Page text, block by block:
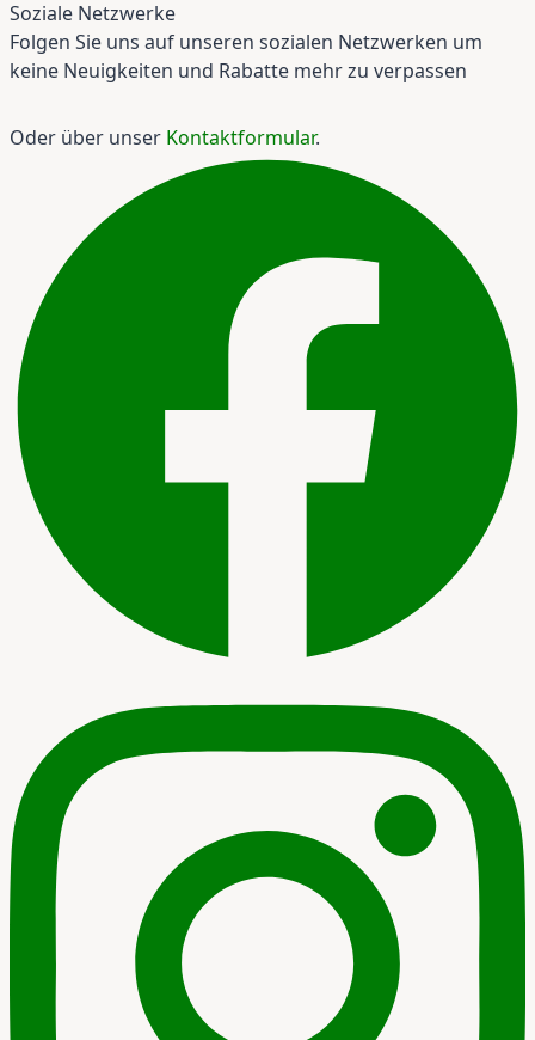
Soziale Netzwerke
Folgen Sie uns auf unseren sozialen Netzwerken um
keine Neuigkeiten und Rabatte mehr zu verpassen
Oder über unser Kontaktformular.